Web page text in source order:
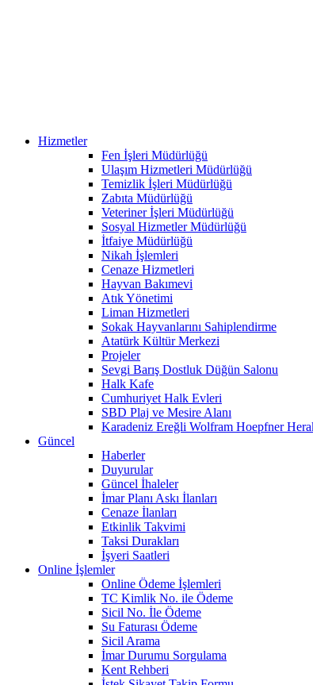
Hizmetler
Fen İşleri Müdürlüğü
Ulaşım Hizmetleri Müdürlüğü
Temizlik İşleri Müdürlüğü
Zabıta Müdürlüğü
Veteriner İşleri Müdürlüğü
Sosyal Hizmetler Müdürlüğü
İtfaiye Müdürlüğü
Nikah İşlemleri
Cenaze Hizmetleri
Hayvan Bakımevi
Atık Yönetimi
Liman Hizmetleri
Sokak Hayvanlarını Sahiplendirme
Atatürk Kültür Merkezi
Projeler
Sevgi Barış Dostluk Düğün Salonu
Halk Kafe
Cumhuriyet Halk Evleri
SBD Plaj ve Mesire Alanı
Karadeniz Ereğli Wolfram Hoepfner
Güncel
Haberler
Duyurular
Güncel İhaleler
İmar Planı Askı İlanları
Cenaze İlanları
Etkinlik Takvimi
Taksi Durakları
İşyeri Saatleri
Online İşlemler
Online Ödeme İşlemleri
TC Kimlik No. ile Ödeme
Sicil No. İle Ödeme
Su Faturası Ödeme
Sicil Arama
İmar Durumu Sorgulama
Kent Rehberi